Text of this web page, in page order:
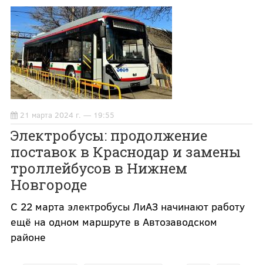
21 марта 2024 г. — 19:55
Электробусы: продолжение
поставок в Краснодар и замены
троллейбусов в Нижнем
Новгороде
С 22 марта электробусы ЛиАЗ начинают работу
ещё на одном маршруте в Автозаводском
районе